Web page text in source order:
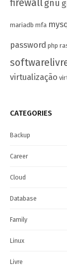
firewallgnu
mariadb mfa
password php
virtualização
CATEGORIES
Backup
Career
Cloud
Database
Family
Linux
Livre